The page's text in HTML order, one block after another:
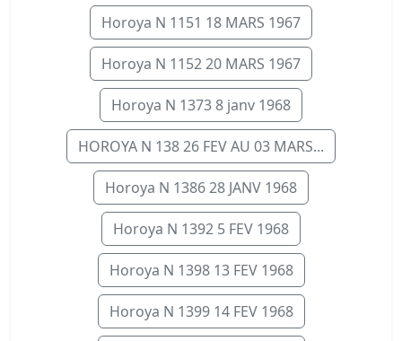
Horoya N 1151 18 MARS 1967
Horoya N 1152 20 MARS 1967
Horoya N 1373 8 janv 1968
HOROYA N 138 26 FEV AU 03 MARS...
Horoya N 1386 28 JANV 1968
Horoya N 1392 5 FEV 1968
Horoya N 1398 13 FEV 1968
Horoya N 1399 14 FEV 1968